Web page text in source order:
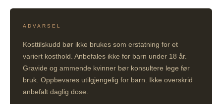
ADVARSEL
Kosttilskudd bør ikke brukes som erstatning for et
variert kosthold. Anbefales ikke for barn under 18 år.
Gravide og ammende kvinner bør konsultere lege før
bruk. Oppbevares utilgjengelig for barn. Ikke overskrid
anbefalt daglig dose.